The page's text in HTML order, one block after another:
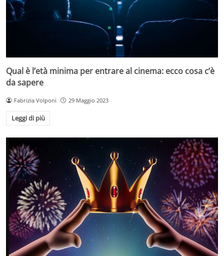
Qual è l’età minima per entrare al cinema: ecco cosa c’è
da sapere
Fabrizia Volponi 29 Maggio 2023
Leggi di più